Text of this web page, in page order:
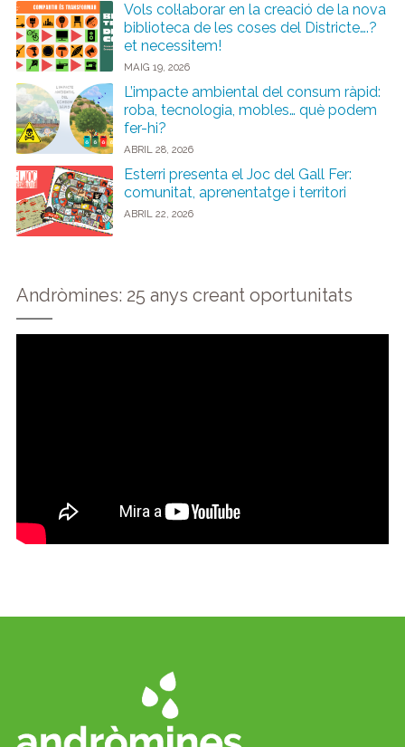
Vols col·laborar en la creació de la nova
biblioteca de les coses del Districte….?
et necessitem!
MAIG 19, 2026
L’impacte ambiental del consum ràpid:
roba, tecnologia, mobles… què podem
fer-hi?
ABRIL 28, 2026
Esterri presenta el Joc del Gall Fer:
comunitat, aprenentatge i territori
ABRIL 22, 2026
Andròmines: 25 anys creant oportunitats